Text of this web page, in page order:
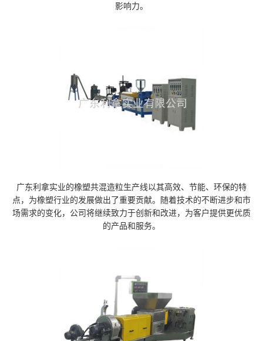
影响力。
广东利拿实业的橡塑共混造粒生产线以其高效、节能、环保的特
点，为橡塑行业的发展做出了重要贡献。随着技术的不断进步和市
场需求的变化，公司将继续致力于创新和改进，为客户提供更优质
的产品和服务。